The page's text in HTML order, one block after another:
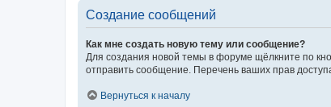
Создание сообщений
Как мне создать новую тему или сообщение?
Для создания новой темы в форуме щёлкните по
отправить сообщение. Перечень ваших прав
Вернуться к началу